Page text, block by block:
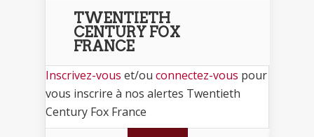
TWENTIETH
CENTURY FOX
FRANCE
Inscrivez-vous et/ou connectez-vous pour
vous inscrire à nos alertes Twentieth
Century Fox France